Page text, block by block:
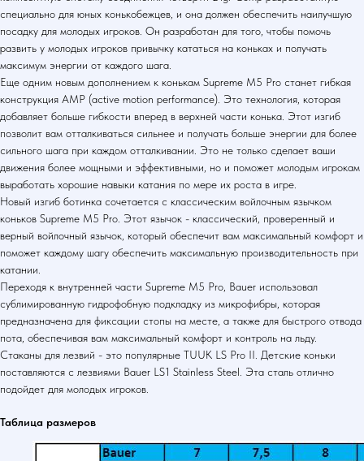
специально для юных конькобежцев, и она должен обеспечить наилучшую
посадку для молодых игроков. Он разработан для того, чтобы помочь
развить у молодых игроков привычку кататься на коньках и получать
максимум энергии от каждого шага.
Еще одним новым дополнением к конькам Supreme M5 Pro станет гибкая
конструкция AMP (active motion performance). Это технология, которая
добавляет больше гибкости вперед в верхней части конька. Этот изгиб
позволит вам отталкиваться сильнее и получать больше энергии для более
сильного шага при каждом отталкивании. Это не только сделает ваши
движения более мощными и эффективными, но и поможет молодым игрокам
выработать хорошие навыки катания по мере их роста в игре.
Новый изгиб ботинка сочетается с классическим войлочным язычком
коньков Supreme M5 Pro. Этот язычок - классический, проверенный и
верный войлочный язычок, который обеспечит вам максимальный комфорт и
поможет каждому шагу обеспечить максимальную производительность при
катании.
Переходя к внутренней части Supreme M5 Pro, Bauer использовал
сублимированную гидрофобную подкладку из микрофибры, которая
предназначена для фиксации стопы на месте, а также для быстрого отвода
пота, обеспечивая вам максимальный комфорт и контроль на льду.
Стаканы для лезвий - это популярные TUUK LS Pro II. Детские коньки
поставляются с лезвиями Bauer LS1 Stainless Steel. Эта сталь отлично
подойдет для молодых игроков.
Таблица размеров